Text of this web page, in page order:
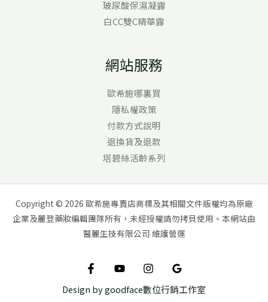
玻尿酸保濕凝露
白CC雙C精華露
網站服務
歐希施哪裏買
隱私權政策
付款方式說明
退換貨及退款
塔碧絲活齡系列
Copyright © 2026 歐希施專賣店商標及其相關文件版權均為原廠
企業及麗登藥妝編輯團隊所有，未經授權請勿拷貝使用。本網站由
醫麗生技有限公司 維護營運
Design by goodface數位行銷工作室